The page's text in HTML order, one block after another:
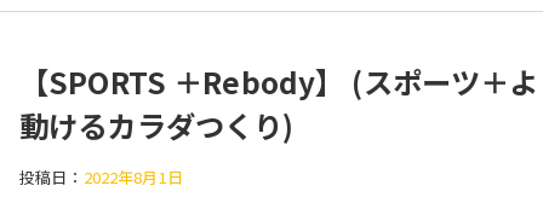
【SPORTS ＋Rebody】 (スポーツ＋
動けるカラダつくり)
投稿日： 2022年8月1日